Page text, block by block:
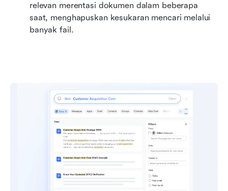
relevan merentasi dokumen dalam beberapa
saat, menghapuskan kesukaran mencari melalui
banyak fail.